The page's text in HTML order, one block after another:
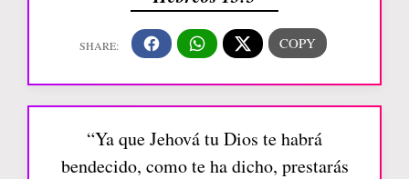
“Ya que Jehová tu Dios te habrá
bendecido, como te ha dicho, prestarás